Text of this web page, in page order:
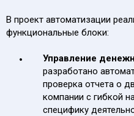
В проект автоматизации
функциональные блоки:
Управление
разработано
проверка отчета о
компании с гибкой
специфику